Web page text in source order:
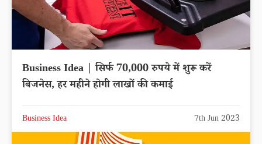
Business Idea | सिर्फ 70,000 रुपये में शुरू करें
बिजनेस, हर महीने होगी लाखों की कमाई
Business Idea 7th Jun 2023